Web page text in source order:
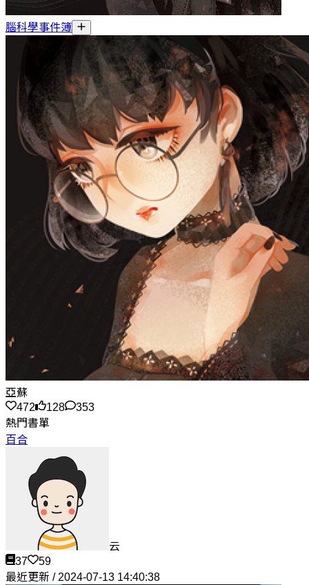
腦科學事件簿
亞蘇
472
128
353
熱門書單
百合
云
37
59
最近更新 / 2024-07-13 14:40:38